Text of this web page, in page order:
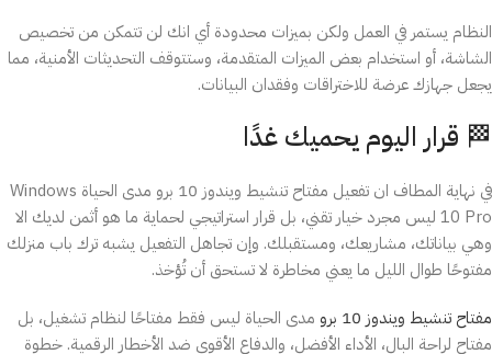
النظام يستمر في العمل ولكن بميزات محدودة أي انك لن تتمكن من تخصيص
الشاشة، أو استخدام بعض الميزات المتقدمة، وستتوقف التحديثات الأمنية، مما
يجعل جهازك عرضة للاختراقات وفقدان البيانات.
🏁 قرار اليوم يحميك غدًا
في نهاية المطاف ان تفعيل مفتاح تنشيط ويندوز 10 برو مدى الحياة Windows
10 Pro ليس مجرد خيار تقني، بل قرار استراتيجي لحماية ما هو أثمن لديك الا
وهي بياناتك، مشاريعك، ومستقبلك. وإن تجاهل التفعيل يشبه ترك باب منزلك
مفتوحًا طوال الليل ما يعني مخاطرة لا تستحق أن تُؤخذ.
مفتاح تنشيط ويندوز 10 برو
مدى الحياة ليس فقط مفتاحًا لنظام تشغيل، بل
مفتاح لراحة البال، الأداء الأفضل، والدفاع الأقوى ضد الأخطار الرقمية. خطوة